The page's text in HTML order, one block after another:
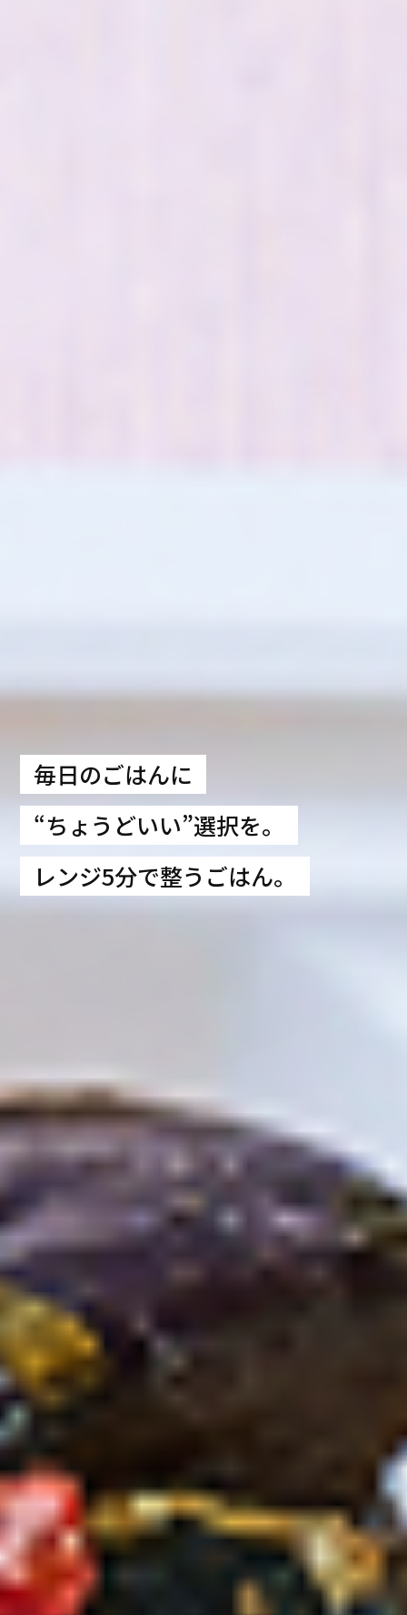
毎日のごはんに
“ちょうどいい”選択を。
レンジ5分で整うごはん。